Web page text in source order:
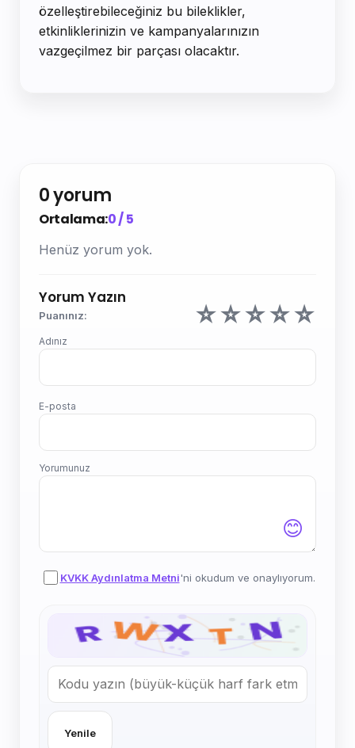
özelleştirebileceğiniz bu bileklikler,
etkinliklerinizin ve kampanyalarınızın
vazgeçilmez bir parçası olacaktır.
0 yorum
Ortalama:0 / 5
Henüz yorum yok.
Yorum Yazın
Puanınız: ☆☆☆☆☆
Adınız
E-posta
Yorumunuz
😊
KVKK Aydınlatma Metni'ni okudum ve onaylıyorum.
Yenile